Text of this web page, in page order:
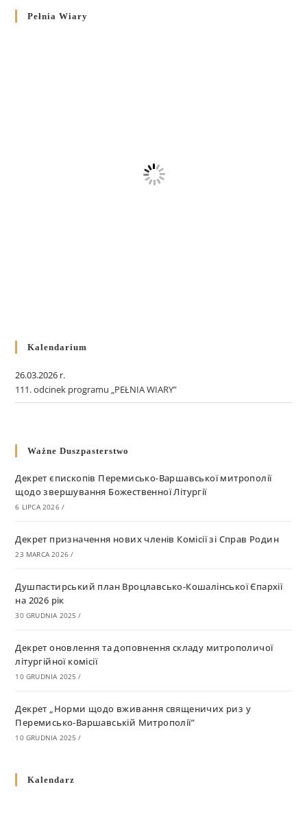
Pełnia Wiary
Kalendarium
26.03.2026 r.
111. odcinek programu „PEŁNIA WIARY”
Ważne Duszpasterstwo
Декрет єпископів Перемисько-Варшавської митрополії
щодо звершування Божественної Літургії
6 LIPCA 2026 /
Декрет призначення нових членів Комісії зі Справ Родин
23 MARCA 2026 /
Душпастирський план Вроцлавсько-Кошалінської Єпархії
на 2026 рік
30 GRUDNIA 2025 /
Декрет оновлення та доповнення складу митрополичої
літургійної комісії
10 GRUDNIA 2025 /
Декрет „Норми щодо вживання священичих риз у
Перемисько-Варшавській Митрополії”
10 GRUDNIA 2025 /
григоріанським календарем
Kalendarz